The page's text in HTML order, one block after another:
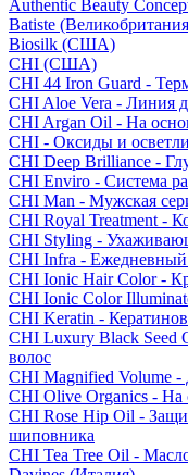
Authentic Beauty
Batiste
Biosilk (США)
CHI (США)
CHI 44 Iron Guard -
CHI Aloe Vera - Линия
CHI Argan Oil - На
CHI - Оксиды и
CHI Deep Brilliance -
CHI Enviro - Система
CHI Man - Мужская
CHI Royal Treatment -
CHI Styling -
CHI Infra - Ежедневный
CHI Ionic Hair Color -
CHI Ionic Color
CHI Keratin -
CHI Luxury Black Seed
волос
CHI Magnified Volume -
CHI Olive Organics - На
CHI Rose Hip Oil -
шиповника
CHI Tea Tree Oil -